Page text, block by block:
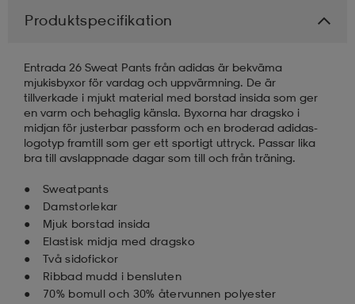
Produktspecifikation
Entrada 26 Sweat Pants från adidas är bekväma
mjukisbyxor för vardag och uppvärmning. De är
tillverkade i mjukt material med borstad insida som ger
en varm och behaglig känsla. Byxorna har dragsko i
midjan för justerbar passform och en broderad adidas-
logotyp framtill som ger ett sportigt uttryck. Passar lika
bra till avslappnade dagar som till och från träning.
Sweatpants
Damstorlekar
Mjuk borstad insida
Elastisk midja med dragsko
Två sidofickor
Ribbad mudd i bensluten
70% bomull och 30% återvunnen polyester